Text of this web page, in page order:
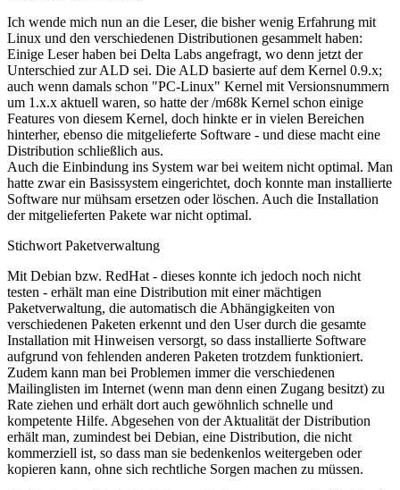
Ich wende mich nun an die Leser, die bisher wenig Erfahrung mit
Linux und den verschiedenen Distributionen gesammelt haben:
Einige Leser haben bei Delta Labs angefragt, wo denn jetzt der
Unterschied zur ALD sei. Die ALD basierte auf dem Kernel 0.9.x;
auch wenn damals schon "PC-Linux" Kernel mit Versionsnummern
um 1.x.x aktuell waren, so hatte der /m68k Kernel schon einige
Features von diesem Kernel, doch hinkte er in vielen Bereichen
hinterher, ebenso die mitgelieferte Software - und diese macht eine
Distribution schließlich aus.
Auch die Einbindung ins System war bei weitem nicht optimal. Man
hatte zwar ein Basissystem eingerichtet, doch konnte man installierte
Software nur mühsam ersetzen oder löschen. Auch die Installation
der mitgelieferten Pakete war nicht optimal.
Stichwort Paketverwaltung
Mit Debian bzw. RedHat - dieses konnte ich jedoch noch nicht
testen - erhält man eine Distribution mit einer mächtigen
Paketverwaltung, die automatisch die Abhängigkeiten von
verschiedenen Paketen erkennt und den User durch die gesamte
Installation mit Hinweisen versorgt, so dass installierte Software
aufgrund von fehlenden anderen Paketen trotzdem funktioniert.
Zudem kann man bei Problemen immer die verschiedenen
Mailinglisten im Internet (wenn man denn einen Zugang besitzt) zu
Rate ziehen und erhält dort auch gewöhnlich schnelle und
kompetente Hilfe. Abgesehen von der Aktualität der Distribution
erhält man, zumindest bei Debian, eine Distribution, die nicht
kommerziell ist, so dass man sie bedenkenlos weitergeben oder
kopieren kann, ohne sich rechtliche Sorgen machen zu müssen.